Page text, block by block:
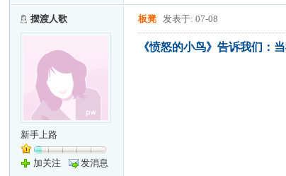
摆渡人歌
新手上路
加关注 发消息
板凳 发表于: 07-08
《愤怒的小鸟》告诉我们：